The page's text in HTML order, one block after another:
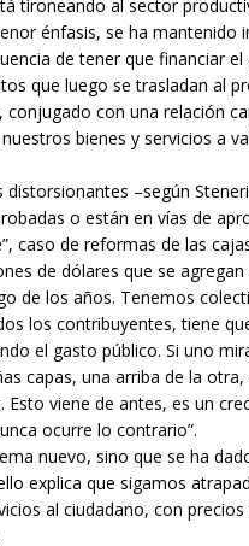
tironeando al sector
énfasis, se ha mantenido
de tener que financiar el
que luego se trasladan al
con una relación
bienes y servicios a
–según
o están en vías de
caso de reformas de las
de dólares que se
de los años. Tenemos
los contribuyentes, tiene
el gasto público. Si uno
capas, una arriba de la otra,
viene de antes, es un
ocurre lo contrario”.
nuevo, sino que se ha
explica que sigamos
al ciudadano, con